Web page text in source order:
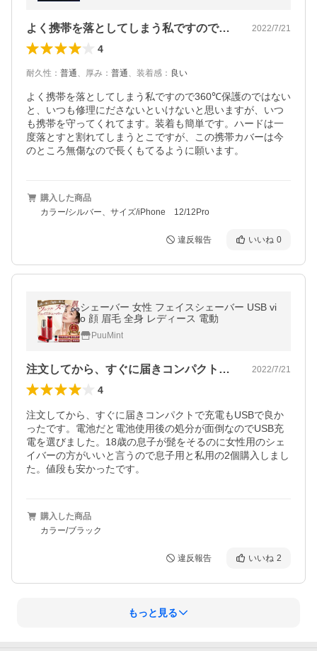
よく携帯を落としてしまう私ですので36… 2022/7/21
4
耐久性 ： 普通、 厚み ： 普通、 装着感 ： 良い
よく携帯を落としてしまう私ですので360℃保護のではない
と、いつも修理にださないといけないと思いますが、いつ
も携帯を守ってくれてます。装着も簡単です。ハードは一
度落とすと割れてしまうとこですが、この携帯カバーは今
のところ無傷なので長くもてるように願います。
購入した商品
カラー/シルバー、サイズ/iPhone 12/12Pro
違反報告 いいね 0
シェーバー 女性 フェイスシェーバー USB vi
o 顔 眉毛 全身 レディース 電動
PuuMint
注文してから、すぐに届きコンパクトで充… 2022/7/21
4
注文してから、すぐに届きコンパクトで充電もUSBで良か
ったです。電池だと電池使用後の処分が面倒なのでUSB充
電を選びました。18歳の息子が髭をそるのに女性用のシェ
イバーの方がいいと言うので息子用と私用の2個購入しまし
た。値段も安かったです。
購入した商品
カラー/ブラック
違反報告 いいね 2
もっと見る